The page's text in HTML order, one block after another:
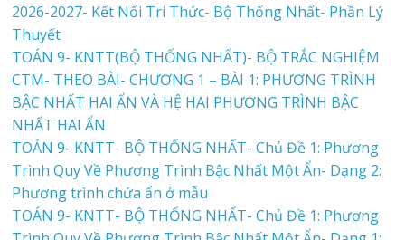
2026-2027- Kết Nối Tri Thức- Bộ Thống Nhất- Phần Lý
Thuyết
TOÁN 9- KNTT(BỘ THỐNG NHẤT)- BỘ TRẮC NGHIỆM
CTM- THEO BÀI- CHƯƠNG 1 – BÀI 1: PHƯƠNG TRÌNH
BẬC NHẤT HAI ẨN VÀ HỆ HAI PHƯƠNG TRÌNH BẬC
NHẤT HAI ẨN
TOÁN 9- KNTT- BỘ THỐNG NHẤT- Chủ Đề 1: Phương
Trình Quy Về Phương Trình Bậc Nhất Một Ẩn- Dạng 2:
Phương trình chứa ẩn ở mẫu
TOÁN 9- KNTT- BỘ THỐNG NHẤT- Chủ Đề 1: Phương